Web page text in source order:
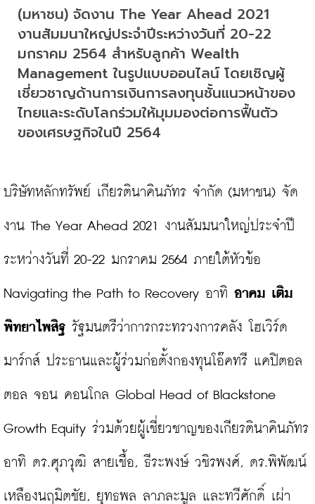
(มหาชน) จัดงาน The Year Ahead 2021
งานสัมมนาใหญ่ประจำปีระหว่างวันที่ 20-22
มกราคม 2564 สำหรับลูกค้า Wealth
Management ในรูปแบบออนไลน์ โดยเชิญผู้
เชี่ยวชาญด้านการเงินการลงทุนชั้นแนวหน้าของ
ไทยและระดับโลกร่วมให้มุมมองต่อการฟื้นตัว
ของเศรษฐกิจในปี 2564
บริษัทหลักทรัพย์ เกียรตินาคินภัทร จำกัด (มหาชน) จัด
งาน The Year Ahead 2021 งานสัมมนาใหญ่ประจำปี
ระหว่างวันที่ 20-22 มกราคม 2564 ภายใต้หัวข้อ
Navigating the Path to Recovery อาทิ อาคม เติม
พิทยาไพสิฐ รัฐมนตรีว่าการกระทรวงการคลัง โฮเวิร์ด
มาร์กส์ ประธานและผู้ร่วมก่อตั้งกองทุนโอ๊คทรี แคปิตอล
ตอล จอน คอนโกล Global Head of Blackstone
Growth Equity ร่วมด้วยผู้เชี่ยวชาญของเกียรตินาคินภัทร
อาทิ ดร.ศุภวุฒิ สายเชื้อ, ธีระพงษ์ วชิรพงศ์, ดร.พิพัฒน์
เหลืองนฤมิตชัย, ยุทธพล ลาภละมูล และทวีศักดิ์ เผ่า